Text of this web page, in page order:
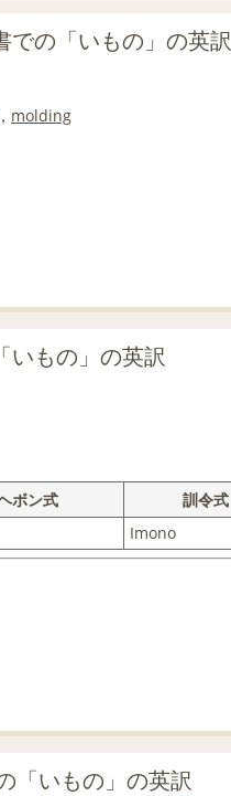
での「いもの」の英訳
， molding
いもの」の英訳
ボン式 訓令式
Imono
「いもの」の英訳